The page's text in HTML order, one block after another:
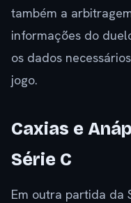
também a
informações do
os dados
jogo.
Caxias e
Série C
Em outra partida da